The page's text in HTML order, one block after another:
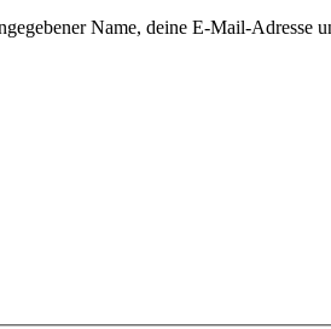
Name, deine E-Mail-Adresse